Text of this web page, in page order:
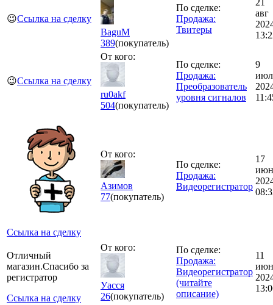
😉Ссылка на сделку
BaguM
389(покупатель)
По сделке:
Продажа:
Твитеры
авг
😉Ссылка на сделку
От кого:
ru0akf
504(покупатель)
По сделке:
Продажа:
Преобразователь
уровня сигналов
9
Ссылка на сделку
От кого:
Азимов
77(покупатель)
По сделке:
Продажа:
Видеорегистратор
17
Отличный
магазин.Спасибо за
регистратор
Ссылка на сделку
От кого:
Уасся
26(покупатель)
По сделке:
Продажа:
Видеорегистратор
(читайте
описание)
11